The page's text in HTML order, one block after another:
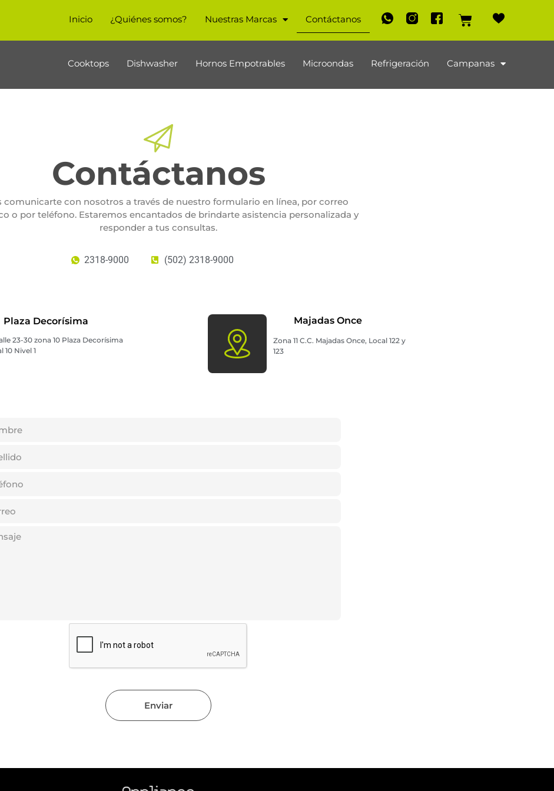
Inicio ¿Quiénes somos? Nuestras Marcas Contáctanos
Cooktops Dishwasher Hornos Empotrables Microondas Refrigeración Campanas
Contáctanos
comunicarte con nosotros a través de nuestro formulario en línea, por correo
o por teléfono. Estaremos encantados de brindarte asistencia personalizada y
responder a tus consultas.
2318-9000 (502) 2318-9000
Plaza Decorísima
23-30 zona 10 Plaza Decorísima
10 Nivel 1
Majadas Once
Zona 11 C.C. Majadas Once, Local 122 y
123
Enviar